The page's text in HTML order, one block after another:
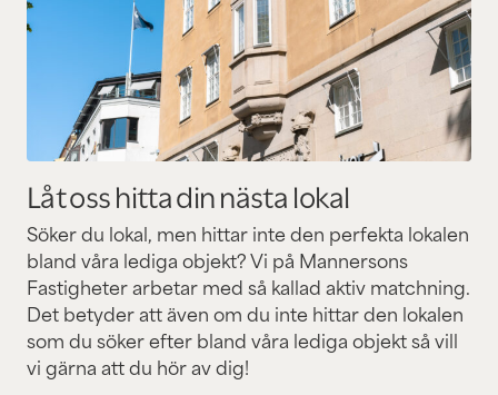
Låt oss hitta din nästa lokal
Söker du lokal, men hittar inte den perfekta lokalen
bland våra lediga objekt? Vi på Mannersons
Fastigheter arbetar med så kallad aktiv matchning.
Det betyder att även om du inte hittar den lokalen
som du söker efter bland våra lediga objekt så vill
vi gärna att du hör av dig!